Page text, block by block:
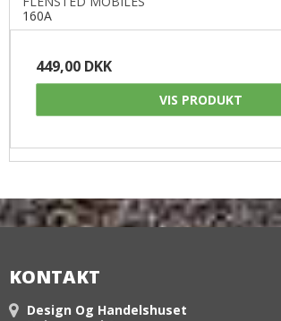
160A
449,00 DKK
VIS PRODUKT
KONTAKT
Design Og Handelshuset